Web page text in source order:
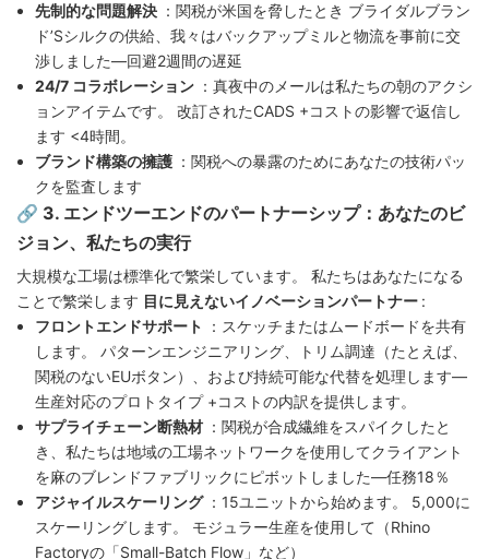
先制的な問題解決 ：関税が米国を脅したとき ブライダルブラン
ド’Sシルクの供給、我々はバックアップミルと物流を事前に交
渉しました—回避2週間の遅延
24/7 コラボレーション ：真夜中のメールは私たちの朝のアクシ
ョンアイテムです。 改訂されたCADS +コストの影響で返信し
ます <4時間。
ブランド構築の擁護 ：関税への暴露のためにあなたの技術パッ
クを監査します
🔗 3. エンドツーエンドのパートナーシップ：あなたのビ
ジョン、私たちの実行
大規模な工場は標準化で繁栄しています。 私たちはあなたになる
ことで繁栄します 目に見えないイノベーションパートナー :
フロントエンドサポート
：スケッチまたはムードボードを共有
します。 パターンエンジニアリング、トリム調達（たとえば、
関税のないEUボタン）、および持続可能な代替を処理します—
生産対応のプロトタイプ +コストの内訳を提供します。
サプライチェーン断熱材 ：関税が合成繊維をスパイクしたと
き、私たちは地域の工場ネットワークを使用してクライアント
を麻のブレンドファブリックにピボットしました—任務18％
アジャイルスケーリング ：15ユニットから始めます。 5,000に
スケーリングします。 モジュラー生産を使用して（Rhino
Factoryの「Small-Batch Flow」など）